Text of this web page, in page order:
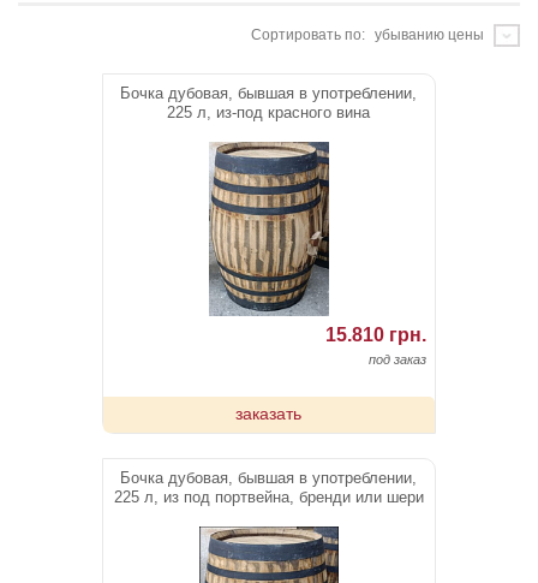
Сортировать по: убыванию цены
Бочка дубовая, бывшая в употреблении,
225 л, из-под красного вина
15.810 грн.
под заказ
заказать
Бочка дубовая, бывшая в употреблении,
225 л, из под портвейна, бренди или шери